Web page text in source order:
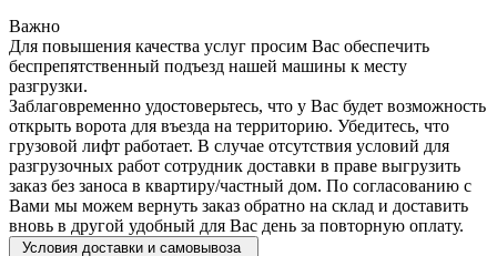
Важно
Для повышения качества услуг просим Вас обеспечить
беспрепятственный подъезд нашей машины к месту
разгрузки.
Заблаговременно удостоверьтесь, что у Вас будет возможность
открыть ворота для въезда на территорию. Убедитесь, что
грузовой лифт работает. В случае отсутствия условий для
разгрузочных работ сотрудник доставки в праве выгрузить
заказ без заноса в квартиру/частный дом. По согласованию с
Вами мы можем вернуть заказ обратно на склад и доставить
вновь в другой удобный для Вас день за повторную оплату.
Условия доставки и самовывоза